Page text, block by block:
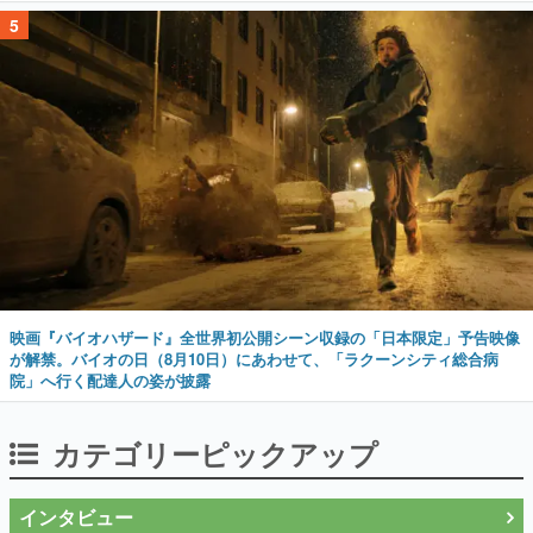
5
映画『バイオハザード』全世界初公開シーン収録の「日本限定」予告映像
が解禁。バイオの日（8月10日）にあわせて、「ラクーンシティ総合病
院」へ行く配達人の姿が披露
カテゴリーピックアップ
インタビュー